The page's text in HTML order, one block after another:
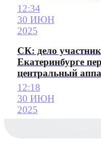
12:34
30 ИЮН
2025
СК: дело
Екатеринбурге
центральный
12:18
30 ИЮН
2025